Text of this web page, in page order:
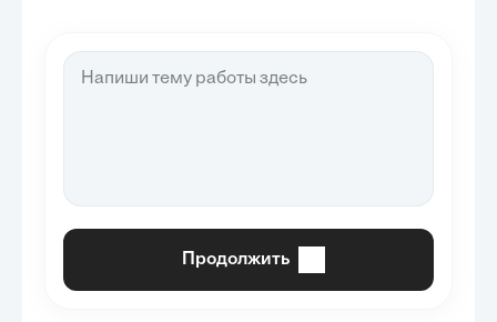
Продолжить